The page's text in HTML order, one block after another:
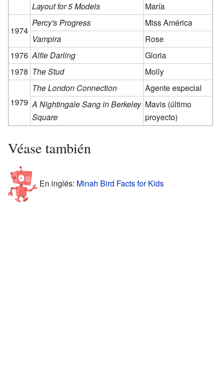
Layout for 5 Models
María
1974
Percy's Progress
Miss América
Vampira
Rose
1976 Alfie Darling
Gloria
1978 The Stud Molly
1979
The London Connection
Agente especial
A Nightingale Sang in Berkeley
Square
Mavis (último
proyecto)
Véase también
En inglés: Minah Bird Facts for Kids